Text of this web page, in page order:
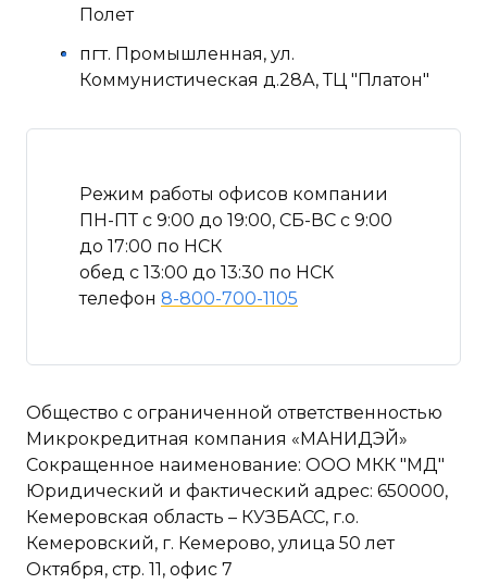
Полет
пгт. Промышленная, ул.
Коммунистическая д.28А, ТЦ "Платон"
Режим работы офисов компании
ПН-ПТ с 9:00 до 19:00, СБ-ВС с 9:00
до 17:00 по НСК
обед с 13:00 до 13:30 по НСК
телефон 8-800-700-1105
Общество с ограниченной ответственностью
Микрокредитная компания «МАНИДЭЙ»
Сокращенное наименование: ООО МКК "МД"
Юридический и фактический адрес: 650000,
Кемеровская область – КУЗБАСС, г.о.
Кемеровский, г. Кемерово, улица 50 лет
Октября, стр. 11, офис 7